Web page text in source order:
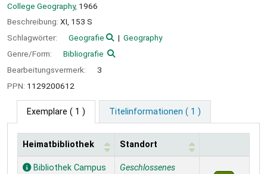
College Geography, 1966
Beschreibung: XI, 153 S
Schlagwörter:
Geografie
Geography
Genre/Form:
Bibliografie
Bearbeitungsvermerk:
3
PPN: 1129200612
Exemplare ( 1 ) Titelinformationen ( 1 )
Exemplare
Heimatbibliothek Standort
Bibliothek Campus
Geschlossenes